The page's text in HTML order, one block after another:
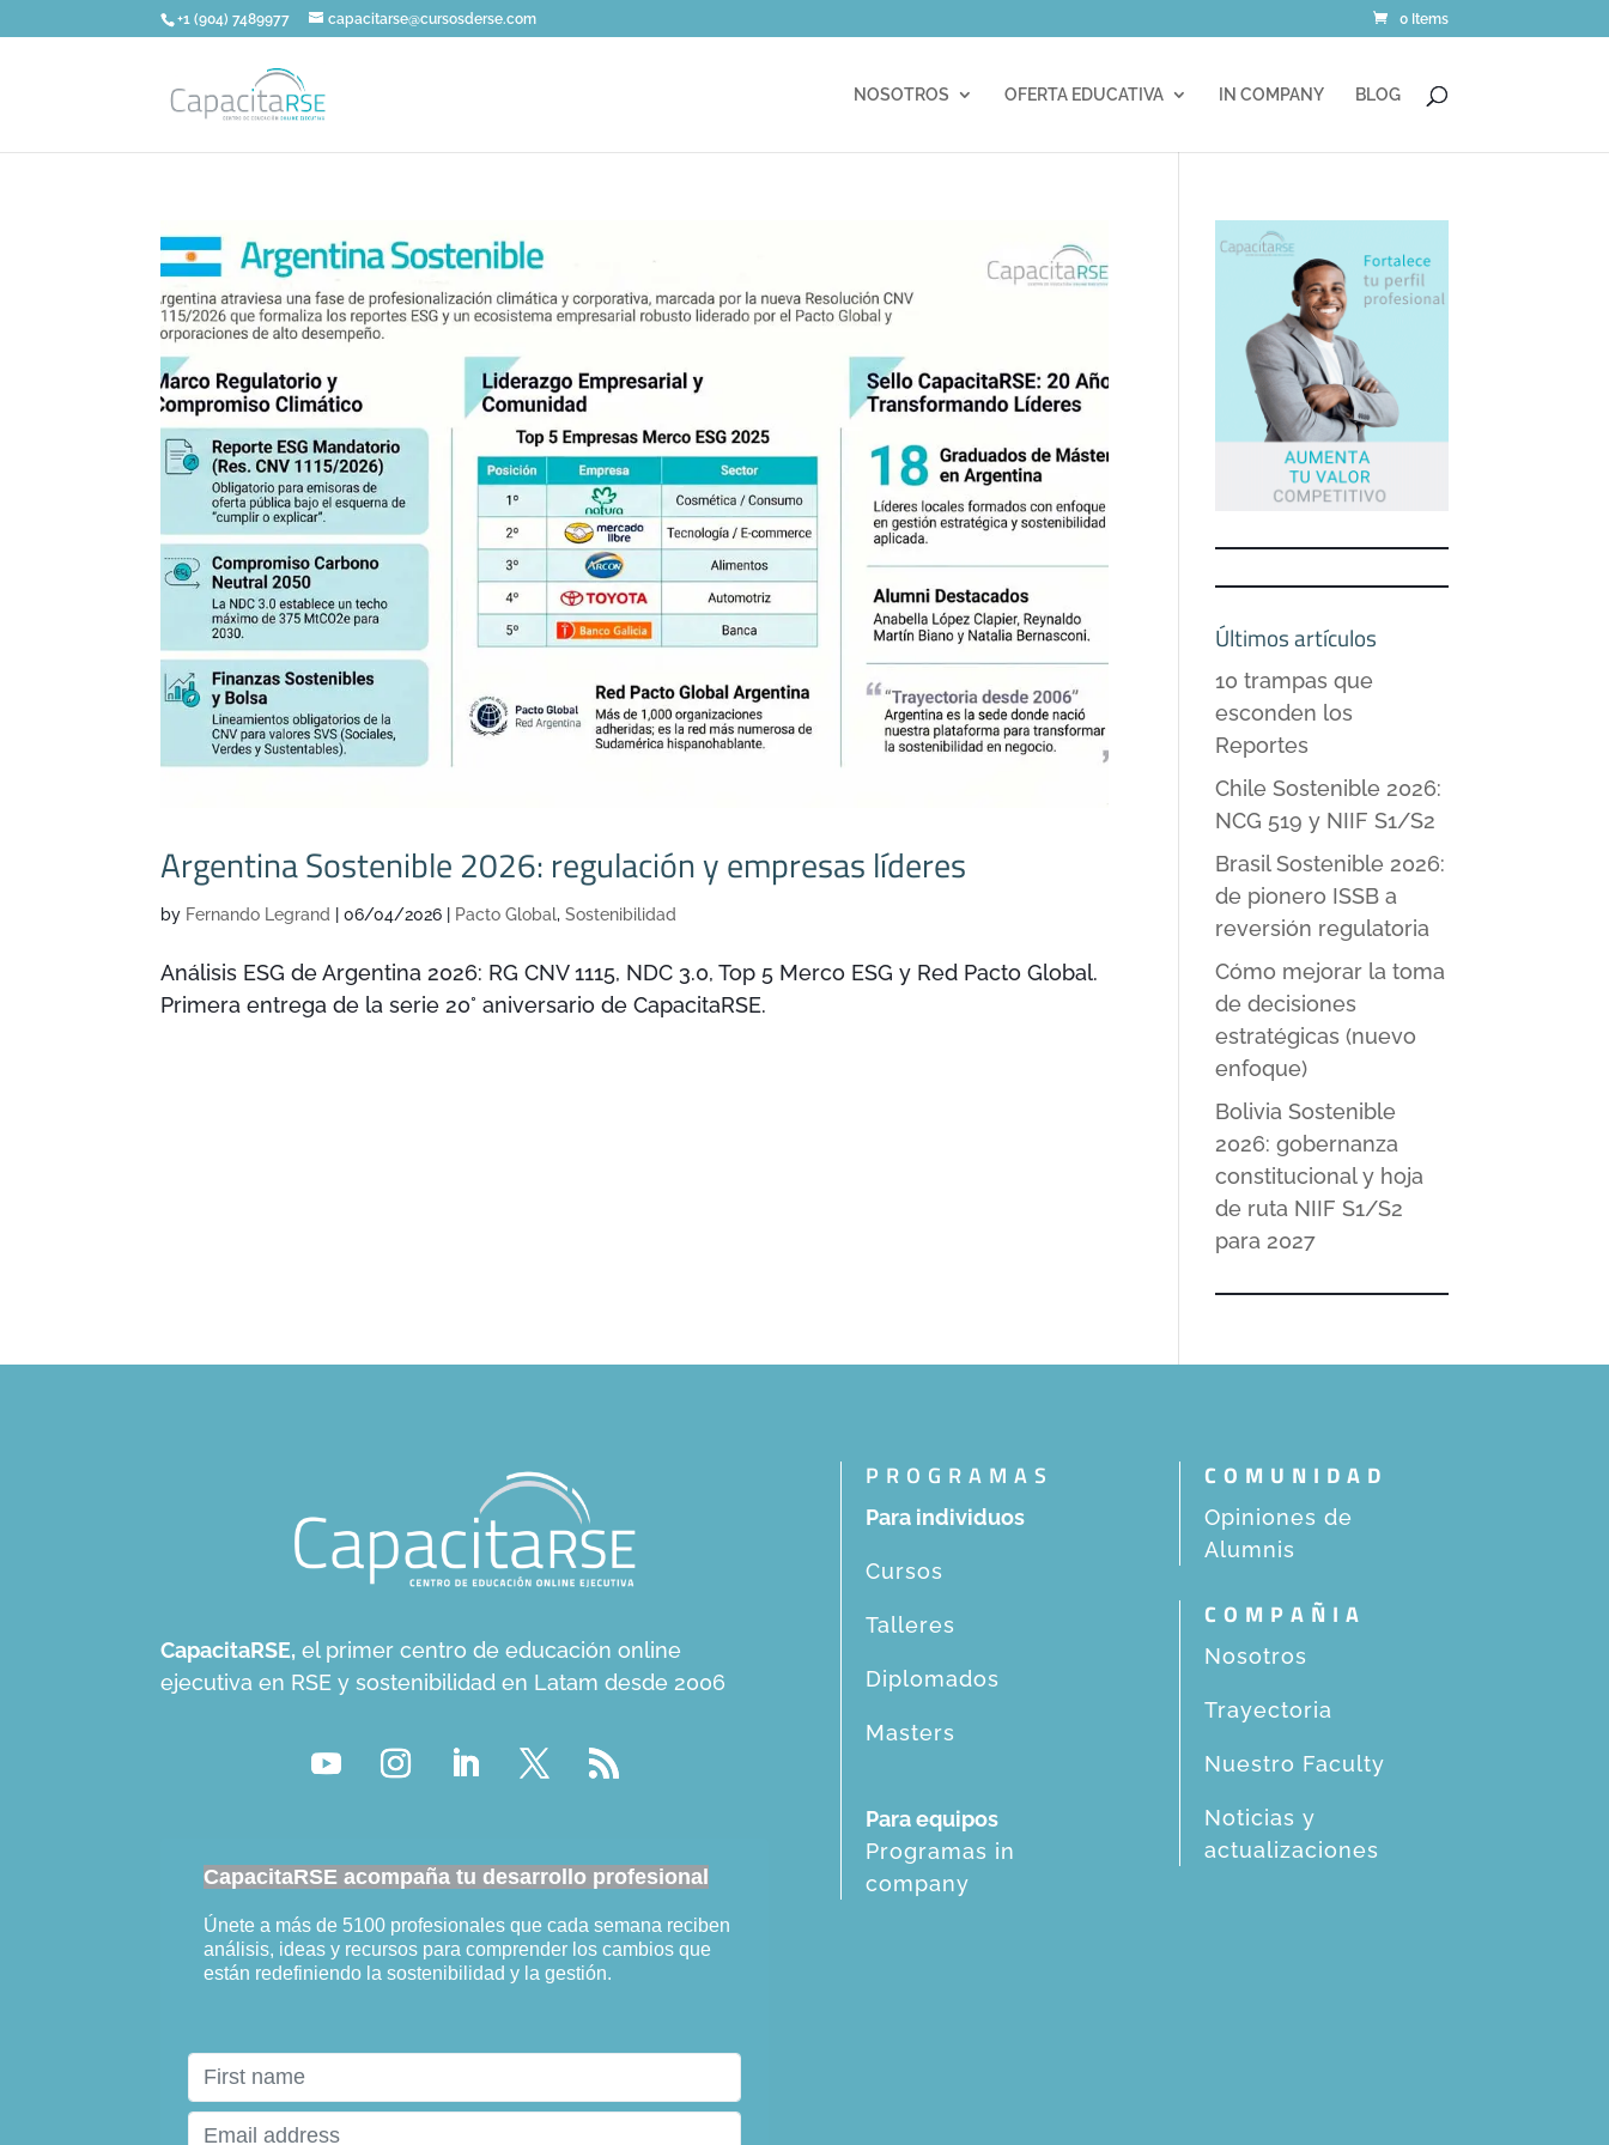
+1 (904) 7489977 capacitarse@cursosderse.com 0 Items
NOSOTROS OFERTA EDUCATIVA IN COMPANY BLOG
Argentina Sostenible 2026: regulación y empresas líderes
by Fernando Legrand |06/04/2026 Pacto Global,Sostenibilidad
Análisis ESG de Argentina 2026: RG CNV 1115, NDC 3.0, Top 5 Merco ESG y Red Pacto Global.
Primera entrega de la serie 20° aniversario de CapacitaRSE.
Últimos artículos
10 trampas que
esconden los
Reportes
Chile Sostenible 2026:
NCG 519 y NIIF S1/S2
Brasil Sostenible 2026:
de pionero ISSB a
reversión regulatoria
Cómo mejorar la toma
de decisiones
estratégicas (nuevo
enfoque)
Bolivia Sostenible
2026: gobernanza
constitucional y hoja
de ruta NIIF S1/S2
para 2027
CapacitaRSE, el primer centro de educación online
ejecutiva en RSE y sostenibilidad en Latam desde 2006
CapacitaRSE acompaña tu desarrollo profesional
Únete a más de 5100 profesionales que cada semana reciben
análisis, ideas y recursos para comprender los cambios que
están redefiniendo la sostenibilidad y la gestión.
PROGRAMAS
Para individuos
Cursos
Talleres
Diplomados
Masters
Para equipos
Programas in
company
COMUNIDAD
Opiniones de
Alumnis
COMPAÑIA
Nosotros
Trayectoria
Nuestro Faculty
Noticias y
actualizaciones